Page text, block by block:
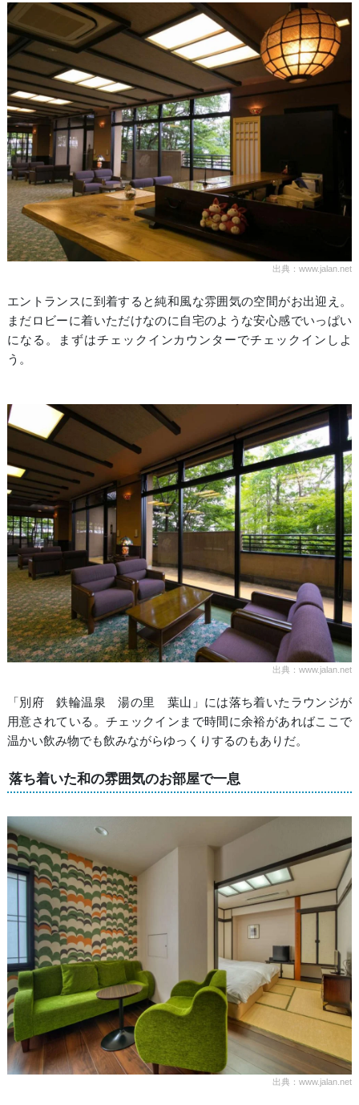
出典：www.jalan.net
エントランスに到着すると純和風な雰囲気の空間がお出迎え。
まだロビーに着いただけなのに自宅のような安心感でいっぱい
になる。まずはチェックインカウンターでチェックインしよ
う。
出典：www.jalan.net
「別府 鉄輪温泉 湯の里 葉山」には落ち着いたラウンジが
用意されている。チェックインまで時間に余裕があればここで
温かい飲み物でも飲みながらゆっくりするのもありだ。
落ち着いた和の雰囲気のお部屋で一息
出典：www.jalan.net